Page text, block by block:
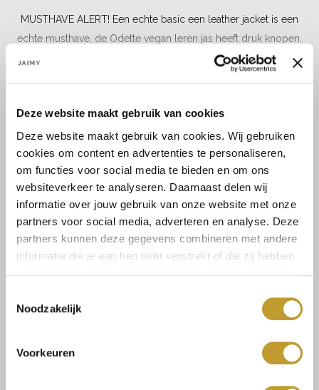
Deze website maakt gebruik van cookies
Deze website maakt gebruik van cookies. Wij gebruiken
cookies om content en advertenties te personaliseren,
om functies voor social media te bieden en om ons
websiteverkeer te analyseren. Daarnaast delen wij
informatie over jouw gebruik van onze website met onze
partners voor social media, adverteren en analyse. Deze
partners kunnen deze gegevens combineren met andere
informatie die je aan hen hebt verstrekt of die zij hebben
Noodzakelijk
Voorkeuren
MUSTHAVE ALERT! Een echte basic een leather jacket is een
echte musthave, de Odette vegan leren jas heeft druk knopen.
Super mooi dicht te dragen maar ook zeker open op een jurkje,
Lees meer
Maat:
S M
Back in stock alert!